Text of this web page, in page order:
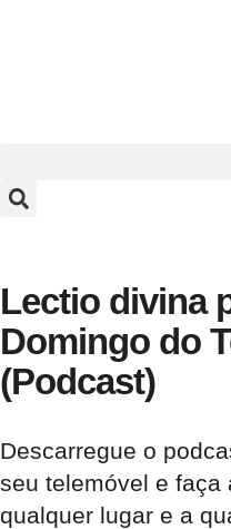
Lectio divina
Domingo do
(Podcast)
Descarregue o
seu telemóvel e faça
qualquer lugar e a